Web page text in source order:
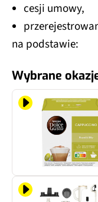
cesji umowy,
na podstawie:
Wybrane